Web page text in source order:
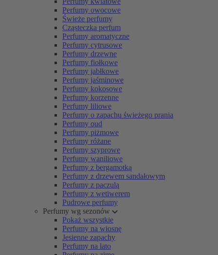
Perfumy owocowe
Świeże perfumy
Cząsteczka perfum
Perfumy aromatyczne
Perfumy cytrusowe
Perfumy drzewne
Perfumy fiołkowe
Perfumy jabłkowe
Perfumy jaśminowe
Perfumy kokosowe
Perfumy korzenne
Perfumy liliowe
Perfumy o zapachu świeżego prania
Perfumy oud
Perfumy piżmowe
Perfumy różane
Perfumy szyprowe
Perfumy waniliowe
Perfumy z bergamotką
Perfumy z drzewem sandałowym
Perfumy z paczulą
Perfumy z wetiwerem
Pudrowe perfumy
Perfumy wg sezonów
Pokaż wszystkie
Perfumy na wiosnę
Jesienne zapachy
Perfumy na lato